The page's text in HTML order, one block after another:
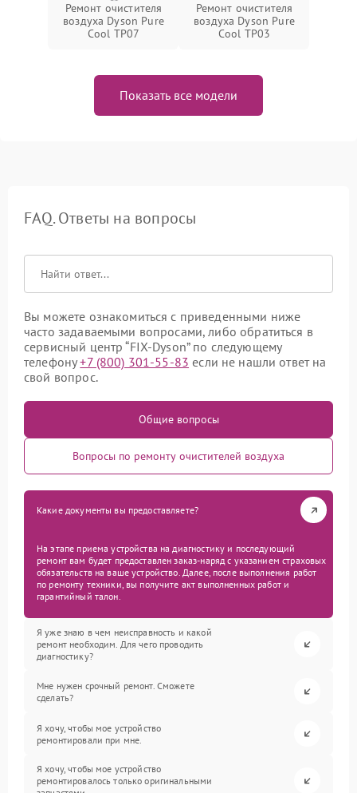
Ремонт очистителя
воздуха Dyson Pure
Cool TP07
Ремонт очистителя
воздуха Dyson Pure
Cool TP03
Показать все модели
FAQ. Ответы на вопросы
Вы можете ознакомиться с приведенными ниже
часто задаваемыми вопросами, либо обратиться в
сервисный центр “FIX-Dyson” по следующему
телефону+7 (800) 301-55-83 если не нашли ответ на
свой вопрос.
Общие вопросы
Вопросы по ремонту очистителей воздуха
Какие документы вы предоставляете?
На этапе приема устройства на диагностику и последующий
ремонт вам будет предоставлен заказ-наряд с указанием страховых
обязательств на ваше устройство. Далее, после выполнения работ
по ремонту техники, вы получите акт выполненных работ и
гарантийный талон.
Я уже знаю в чем неисправность и какой
ремонт необходим. Для чего проводить
диагностику?
Мне нужен срочный ремонт. Сможете
сделать?
Я хочу, чтобы мое устройство
ремонтировали при мне.
Я хочу, чтобы мое устройство
ремонтировалось только оригинальными